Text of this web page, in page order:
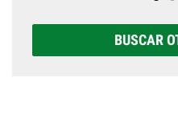
BUSCAR